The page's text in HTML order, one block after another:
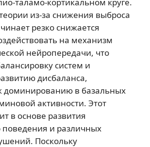
из-за снижения выброса
резко снижается
на механизм
нейропередачи, что
систем и
дисбаланса,
доминированию в базальных
активности. Этот
в основе развития
поведения и различных
Поскольку